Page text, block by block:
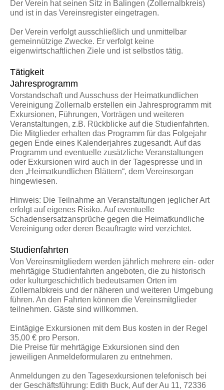
Der Verein hat seinen Sitz in Balingen (Zollernalbkreis)
und ist in das Vereinsregister eingetragen.
Der Verein verfolgt ausschließlich und unmittelbar
gemeinnützige Zwecke. Er verfolgt keine
eigenwirtschaftlichen Ziele und ist selbstlos tätig.
Tätigkeit
Jahresprogramm
Vorstandschaft und Ausschuss der Heimatkundlichen
Vereinigung Zollernalb erstellen ein Jahresprogramm mit
Exkursionen, Führungen, Vorträgen und weiteren
Veranstaltungen, z.B. Rückblicke auf die Studienfahrten.
Die Mitglieder erhalten das Programm für das Folgejahr
gegen Ende eines Kalenderjahres zugesandt. Auf das
Programm und eventuelle zusätzliche Veranstaltungen
oder Exkursionen wird auch in der Tagespresse und in
den „Heimatkundlichen Blättern“, dem Vereinsorgan
hingewiesen.
Hinweis: Die Teilnahme an Veranstaltungen jeglicher Art
erfolgt auf eigenes Risiko. Auf eventuelle
Schadensersatzansprüche gegen die Heimatkundliche
Vereinigung oder deren Beauftragte wird verzichtet.
Studienfahrten
Von Vereinsmitgliedern werden jährlich mehrere ein- oder
mehrtägige Studienfahrten angeboten, die zu historisch
oder kulturgeschichtlich bedeutsamen Orten im
Zollernalbkreis und der näheren und weiteren Umgebung
führen. An den Fahrten können die Vereinsmitglieder
teilnehmen. Gäste sind willkommen.
Eintägige Exkursionen mit dem Bus kosten in der Regel
35,00 € pro Person.
Die Preise für mehrtägige Exkursionen sind den
jeweiligen Anmeldeformularen zu entnehmen.
Anmeldungen zu den Tagesexkursionen telefonisch bei
der Geschäftsführung: Edith Buck, Auf der Au 11, 72336